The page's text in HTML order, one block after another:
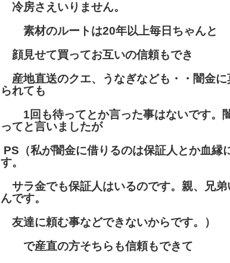
冷房さえいりません。
素材のルートは20年以上毎日ちゃんと
顔見せて買ってお互いの信頼もでき
産地直送のクエ、うなぎなども・・闇金に
られても
1回も待ってとか言った事はないです。
ってと言いましたが
PS（私が闇金に借りるのは保証人とか血縁
す。
サラ金でも保証人はいるのです。親、兄弟
んです。
友達に頼む事などできないからです。）
で産直の方そちらも信頼もできて